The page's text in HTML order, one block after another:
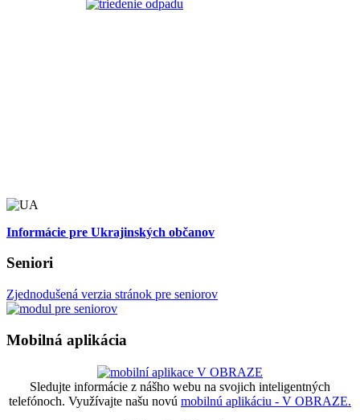
Informácie pre Ukrajinských občanov
Seniori
Zjednodušená verzia stránok pre seniorov
Mobilná aplikácia
Sledujte informácie z nášho webu na svojich inteligentných
telefónoch. Využívajte našu novú mobilnú aplikáciu - V OBRAZE.